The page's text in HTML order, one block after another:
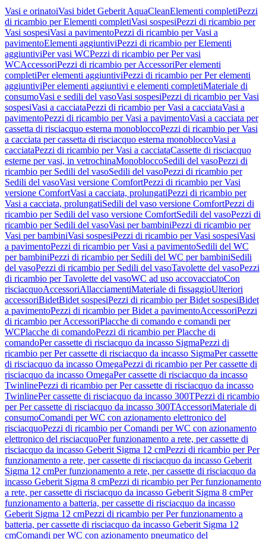
Vasi e orinatoiVasi bidet Geberit AquaCleanElementi completiPezzi
di ricambio per Elementi completiVasi sospesiPezzi di ricambio per
Vasi sospesiVasi a pavimentoPezzi di ricambio per Vasi a
pavimentoElementi aggiuntiviPezzi di ricambio per Elementi
aggiuntiviPer vasi WCPezzi di ricambio per Per vasi
WCAccessoriPezzi di ricambio per AccessoriPer elementi
completiPer elementi aggiuntiviPezzi di ricambio per Per elementi
aggiuntiviPer elementi aggiuntivi e elementi completiMateriale di
consumoVasi e sedili del vasoVasi sospesiPezzi di ricambio per Vasi
sospesiVasi a cacciataPezzi di ricambio per Vasi a cacciataVasi a
pavimentoPezzi di ricambio per Vasi a pavimentoVasi a cacciata per
cassetta di risciacquo esterna monobloccoPezzi di ricambio per Vasi
a cacciata per cassetta di risciacquo esterna monobloccoVasi a
cacciataPezzi di ricambio per Vasi a cacciataCassette di risciacquo
esterne per vasi, in vetrochinaMonobloccoSedili del vasoPezzi di
ricambio per Sedili del vasoSedili del vasoPezzi di ricambio per
Sedili del vasoVasi versione ComfortPezzi di ricambio per Vasi
versione ComfortVasi a cacciata, prolungatiPezzi di ricambio per
Vasi a cacciata, prolungatiSedili del vaso versione ComfortPezzi di
ricambio per Sedili del vaso versione ComfortSedili del vasoPezzi di
ricambio per Sedili del vasoVasi per bambiniPezzi di ricambio per
Vasi per bambiniVasi sospesiPezzi di ricambio per Vasi sospesiVasi
a pavimentoPezzi di ricambio per Vasi a pavimentoSedili del WC
per bambiniPezzi di ricambio per Sedili del WC per bambiniSedili
del vasoPezzi di ricambio per Sedili del vasoTavolette del vasoPezzi
di ricambio per Tavolette del vasoWC ad uso accovacciatoCon
risciacquoAccessoriAllacciamentiMateriale di fissaggioUlteriori
accessoriBidetBidet sospesiPezzi di ricambio per Bidet sospesiBidet
a pavimentoPezzi di ricambio per Bidet a pavimentoAccessoriPezzi
di ricambio per AccessoriPlacche di comando e comandi per
WCPlacche di comandoPezzi di ricambio per Placche di
comandoPer cassette di risciacquo da incasso SigmaPezzi di
ricambio per Per cassette di risciacquo da incasso SigmaPer cassette
di risciacquo da incasso OmegaPezzi di ricambio per Per cassette di
risciacquo da incasso OmegaPer cassette di risciacquo da incasso
TwinlinePezzi di ricambio per Per cassette di risciacquo da incasso
TwinlinePer cassette di risciacquo da incasso 300TPezzi di ricambio
per Per cassette di risciacquo da incasso 300TAccessoriMateriale di
consumoComandi per WC con azionamento elettronico del
risciacquoPezzi di ricambio per Comandi per WC con azionamento
elettronico del risciacquoPer funzionamento a rete, per cassette di
risciacquo da incasso Geberit Sigma 12 cmPezzi di ricambio per Per
funzionamento a rete, per cassette di risciacquo da incasso Geberit
Sigma 12 cmPer funzionamento a rete, per cassette di risciacquo da
incasso Geberit Sigma 8 cmPezzi di ricambio per Per funzionamento
a rete, per cassette di risciacquo da incasso Geberit Sigma 8 cmPer
funzionamento a batteria, per cassette di risciacquo da incasso
Geberit Sigma 12 cmPezzi di ricambio per Per funzionamento a
batteria, per cassette di risciacquo da incasso Geberit Sigma 12
cmComandi per WC con azionamento pneumatico del